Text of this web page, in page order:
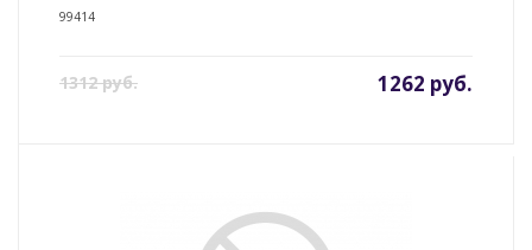
99414
1312 руб. 1262 руб.